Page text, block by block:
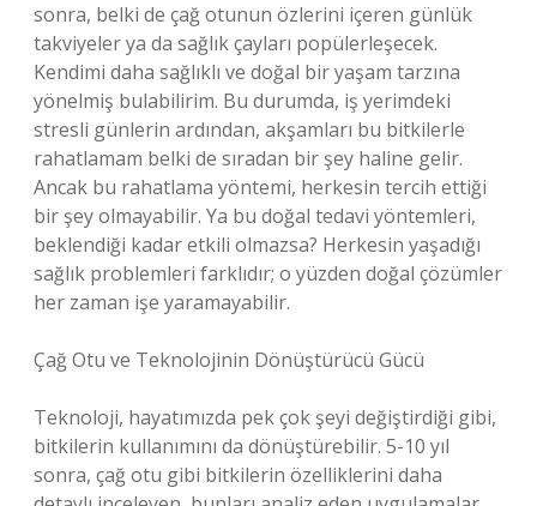
sonra, belki de çağ otunun özlerini içeren günlük
takviyeler ya da sağlık çayları popülerleşecek.
Kendimi daha sağlıklı ve doğal bir yaşam tarzına
yönelmiş bulabilirim. Bu durumda, iş yerimdeki
stresli günlerin ardından, akşamları bu bitkilerle
rahatlamam belki de sıradan bir şey haline gelir.
Ancak bu rahatlama yöntemi, herkesin tercih ettiği
bir şey olmayabilir. Ya bu doğal tedavi yöntemleri,
beklendiği kadar etkili olmazsa? Herkesin yaşadığı
sağlık problemleri farklıdır; o yüzden doğal çözümler
her zaman işe yaramayabilir.
Çağ Otu ve Teknolojinin Dönüştürücü Gücü
Teknoloji, hayatımızda pek çok şeyi değiştirdiği gibi,
bitkilerin kullanımını da dönüştürebilir. 5-10 yıl
sonra, çağ otu gibi bitkilerin özelliklerini daha